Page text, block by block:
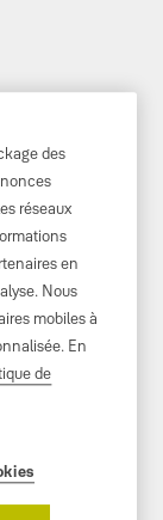
?
des
réseaux
en
Nous
mobiles à
En
de